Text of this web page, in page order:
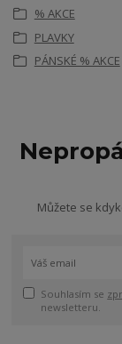
% AKCE
PLAVKY
PÁNSKÉ % AKCE
Můžete se
Souhlasím se
newsletteru.